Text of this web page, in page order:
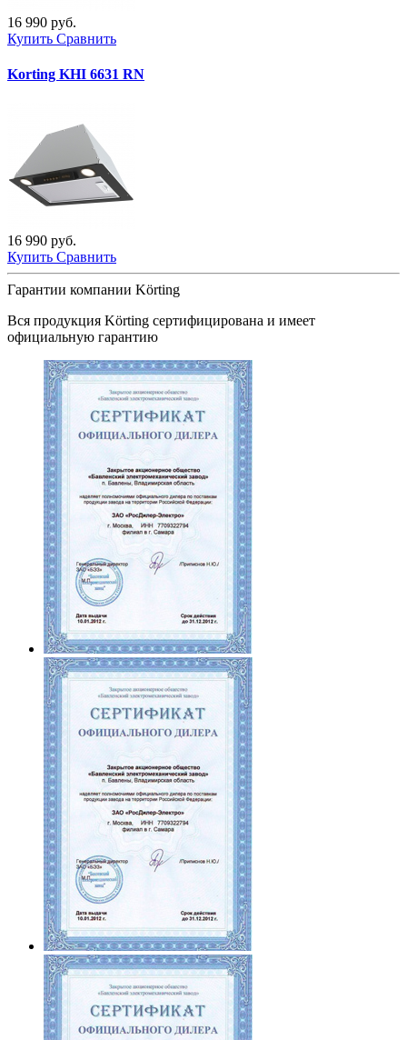
16 990 руб.
Купить Сравнить
Korting KHI 6631 RN
16 990 руб.
Купить Сравнить
Гарантии компании Körting
Вся продукция Körting сертифицирована и имеет
официальную гарантию